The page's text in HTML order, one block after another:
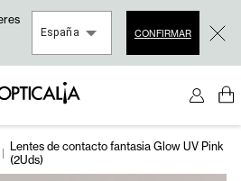
España CONFIRMAR
Lentes de contacto fantasia Glow UV Pink
(2Uds)